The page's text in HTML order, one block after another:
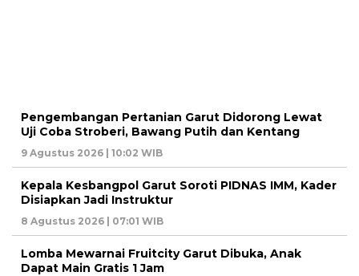
Pengembangan Pertanian Garut Didorong Lewat
Uji Coba Stroberi, Bawang Putih dan Kentang
9 Agustus 2026 | 10:02 WIB
Kepala Kesbangpol Garut Soroti PIDNAS IMM, Kader
Disiapkan Jadi Instruktur
8 Agustus 2026 | 07:01 WIB
Lomba Mewarnai Fruitcity Garut Dibuka, Anak
Dapat Main Gratis 1 Jam